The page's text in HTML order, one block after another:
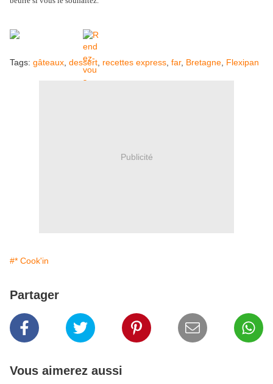
Tags: gâteaux dessert recettes express far, Bretagne Flexipan
Publicité
#* Cook'in
Partager
Vous aimerez aussi